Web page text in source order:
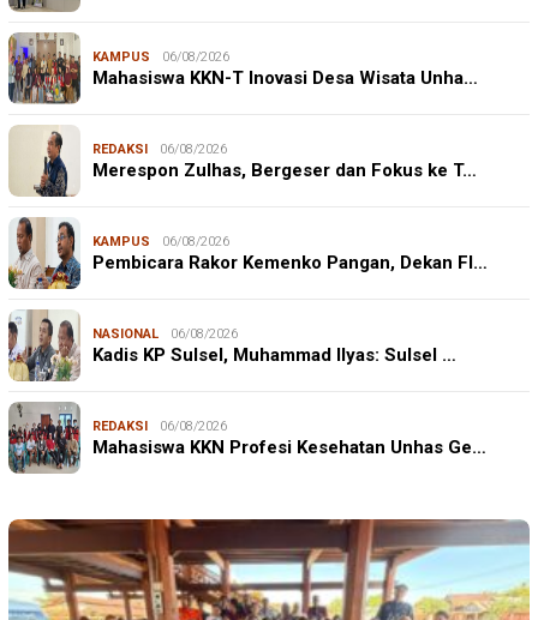
KAMPUS 06/08/2026
Mahasiswa KKN-T Inovasi Desa Wisata Unha…
REDAKSI 06/08/2026
Merespon Zulhas, Bergeser dan Fokus ke T…
KAMPUS 06/08/2026
Pembicara Rakor Kemenko Pangan, Dekan FI…
NASIONAL 06/08/2026
Kadis KP Sulsel, Muhammad Ilyas: Sulsel …
REDAKSI 06/08/2026
Mahasiswa KKN Profesi Kesehatan Unhas Ge…